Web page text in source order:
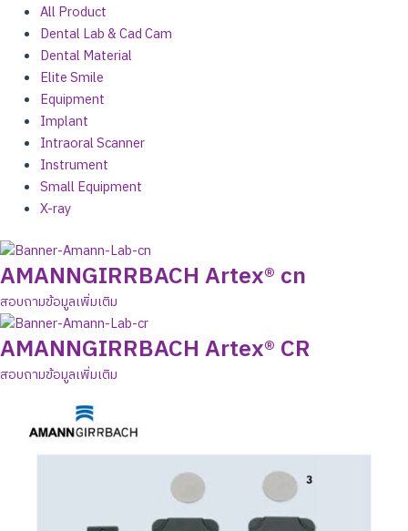
All Product
Dental Lab & Cad Cam
Dental Material
Elite Smile
Equipment
Implant
Intraoral Scanner
Instrument
Small Equipment
X-ray
AMANNGIRRBACH Artex® cn
สอบถามข้อมูลเพิ่มเติม
AMANNGIRRBACH Artex® CR
สอบถามข้อมูลเพิ่มเติม